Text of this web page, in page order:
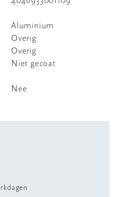
Aluminium
Overig
Overig
Niet gecoat
Nee